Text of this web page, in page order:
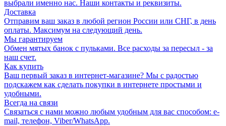
выбрали именно нас. Наши контакты и реквизиты.
Доставка
Отправим ваш заказ в любой регион России или СНГ, в день
оплаты. Максимум на следующий день.
Мы гарантируем
Обмен мятых банок с пульками. Все расходы за пересыл - за
наш счет.
Как купить
Ваш первый заказ в интернет-магазине? Мы с радостью
подскажем как сделать покупки в интернете простыми и
удобными.
Всегда на связи
Связаться с нами можно любым удобным для вас способом: e-
mail, телефон, Viber/WhatsApp.